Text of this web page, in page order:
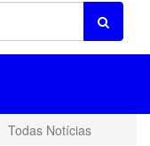
Todas Notícias